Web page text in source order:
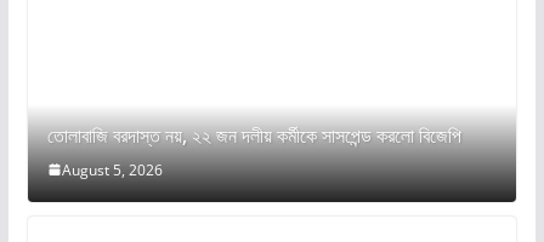
তোলাবাজি বরদাস্ত নয়, ২২ জন দলীয় কর্মীকে সাসপেন্ড করলো বিজেপি
August 5, 2026